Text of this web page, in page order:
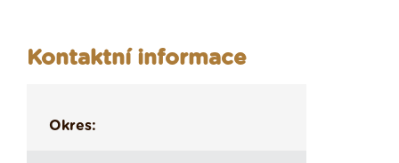
Kontaktní informace
Okres: